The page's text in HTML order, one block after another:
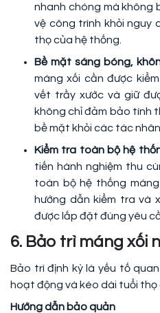
nhanh chóng mà không
vệ công trình khỏi nguy
thọ của hệ thống.
Bề mặt sáng bóng,
máng xối cần được
vết trầy xước và giữ
không chỉ đảm bảo tính
bề mặt khỏi các tác
Kiểm tra toàn bộ hệ
tiến hành nghiệm thu
toàn bộ hệ thống
hướng dẫn kiểm tra và
được lắp đặt đúng yêu
6. Bảo trì máng xối
Bảo trì định kỳ là yếu tố
hoạt động và kéo dài tuổi thọ
Hướng dẫn bảo quản